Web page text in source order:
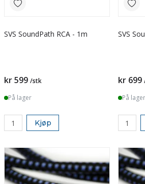
SVS SoundPath RCA - 1m
kr 599 /stk
På lager
Kjøp
SVS
kr 699
På lager